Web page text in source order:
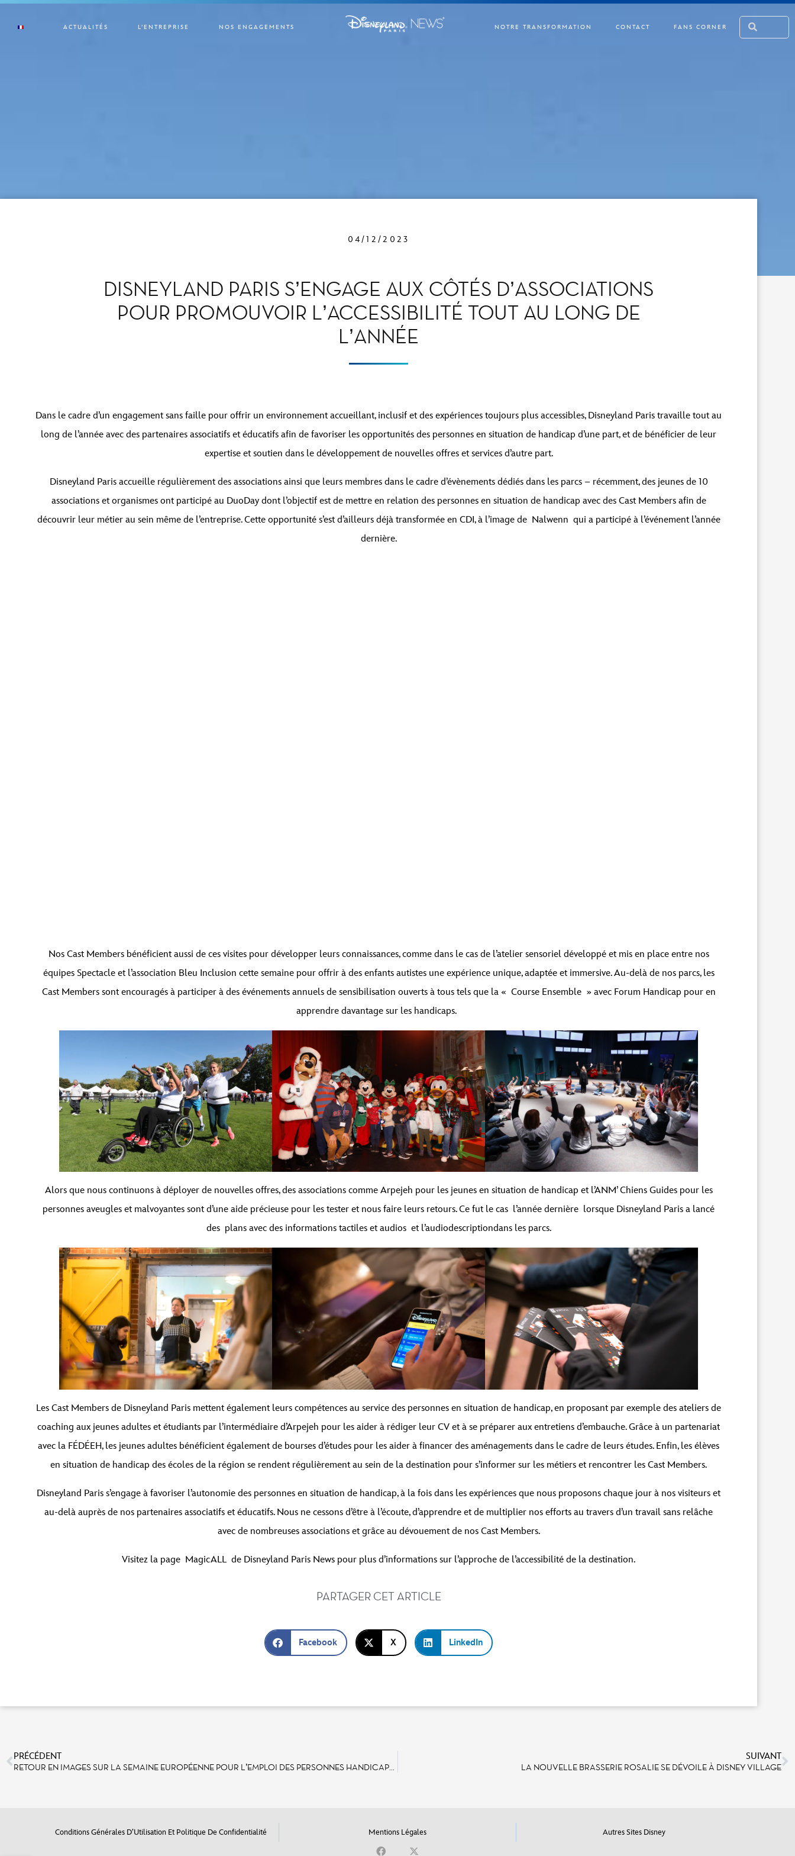
ACTUALITÉS L’ENTREPRISE NOS ENGAGEMENTS NOTRE TRANSFORMATION CONTACT FANS CORNER
04/12/2023
DISNEYLAND PARIS S’ENGAGE AUX CÔTÉS D’ASSOCIATIONS
POUR PROMOUVOIR L’ACCESSIBILITÉ TOUT AU LONG DE
L’ANNÉE
Dans le cadre d’un engagement sans faille pour offrir un environnement accueillant, inclusif et des expériences toujours plus accessibles, Disneyland Paris travaille tout au
long de l’année avec des partenaires associatifs et éducatifs afin de favoriser les opportunités des personnes en situation de handicap d’une part, et de bénéficier de leur
expertise et soutien dans le développement de nouvelles offres et services d’autre part.
Disneyland Paris accueille régulièrement des associations ainsi que leurs membres dans le cadre d’évènements dédiés dans les parcs – récemment, des jeunes de 10
associations et organismes ont participé au DuoDay dont l’objectif est de mettre en relation des personnes en situation de handicap avec des Cast Members afin de
découvrir leur métier au sein même de l’entreprise. Cette opportunité s’est d’ailleurs déjà transformée en CDI, à l’image de Nalwenn qui a participé à l’événement l’année
dernière.
Vous êtes actuellement en train de consulter le contenu d’un espace réservé dePar défaut . Pour accéder au contenu réel, cliquez sur le bouton ci-dessous. Veuillez noter
que ce faisant, des données seront partagées avec des providers tiers.
Débloquer le contenu
Nos Cast Members bénéficient aussi de ces visites pour développer leurs connaissances, comme dans le cas de l’atelier sensoriel développé et mis en place entre nos
équipes Spectacle et l’association Bleu Inclusion cette semaine pour offrir à des enfants autistes une expérience unique, adaptée et immersive. Au-delà de nos parcs, les
Cast Members sont encouragés à participer à des événements annuels de sensibilisation ouverts à tous tels que la « Course Ensemble » avec Forum Handicap pour en
apprendre davantage sur les handicaps.
Alors que nous continuons à déployer de nouvelles offres, des associations comme Arpejeh pour les jeunes en situation de handicap et l’ANM’ Chiens Guides pour les
personnes aveugles et malvoyantes sont d’une aide précieuse pour les tester et nous faire leurs retours. Ce fut le cas l’année dernière lorsque Disneyland Paris a lancé
des plans avec des informations tactiles et audioset l’audiodescriptiondans les parcs.
Les Cast Members de Disneyland Paris mettent également leurs compétences au service des personnes en situation de handicap, en proposant par exemple des ateliers de
coaching aux jeunes adultes et étudiants par l’intermédiaire d’Arpejeh pour les aider à rédiger leur CV et à se préparer aux entretiens d’embauche. Grâce à un partenariat
avec la FÉDÉEH, les jeunes adultes bénéficient également de bourses d’études pour les aider à financer des aménagements dans le cadre de leurs études. Enfin, les élèves
en situation de handicap des écoles de la région se rendent régulièrement au sein de la destination pour s’informer sur les métiers et rencontrer les Cast Members.
Disneyland Paris s’engage à favoriser l’autonomie des personnes en situation de handicap, à la fois dans les expériences que nous proposons chaque jour à nos visiteurs et
au-delà auprès de nos partenaires associatifs et éducatifs. Nous ne cessons d’être à l’écoute, d’apprendre et de multiplier nos efforts au travers d’un travail sans relâche
avec de nombreuses associations et grâce au dévouement de nos Cast Members.
Visitez la page MagicALL de Disneyland Paris News pour plus d’informations sur l’approche de l’accessibilité de la destination.
PARTAGER CET ARTICLE
Facebook X LinkedIn
PRÉCÉDENT
RETOUR EN IMAGES SUR LA SEMAINE EUROPÉENNE POUR L’EMPLOI DES PERSONNES HANDICAPÉES
SUIVANT
LA NOUVELLE BRASSERIE ROSALIE SE DÉVOILE À DISNEY VILLAGE
Conditions Générales D’Utilisation Et Politique De Confidentialité Mentions Légales Autres Sites Disney